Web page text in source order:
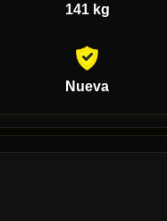
141 kg
Nueva